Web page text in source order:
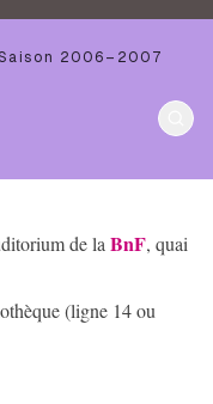
2006–2007
de la BnF, quai
(ligne 14 ou